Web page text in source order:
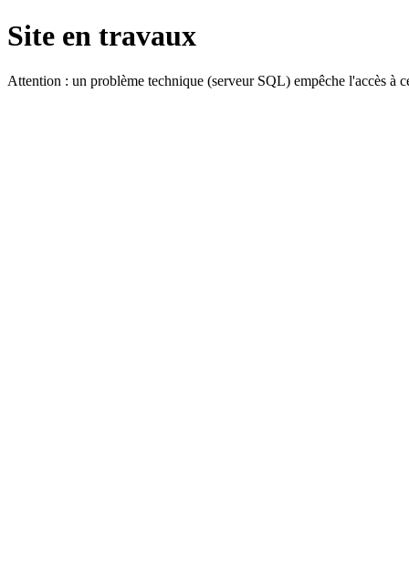
Site en travaux
Attention : un problème technique (serveur SQL) empêche l'accès à